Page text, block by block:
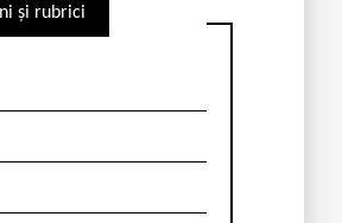
și rubrici